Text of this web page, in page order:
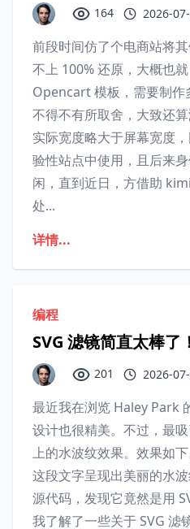
164 2026-
前段时间仿了个电商站将
不上 100% 还原，大概也
Opencart 模板，需要制
不得不有所取舍，大致还
实际宽度略大于屏幕宽度
验性站点中使用，且后来
闲，直到近日，方借助
处...
详情...
编程
SVG 滤镜简直太棒了！
201 2026-
最近我在浏览 Haley Park
设计也很精美。不过，最
上的水波纹效果。效果如
这段文字呈现出美丽的水
源代码，发现它竟然是用
我了解了一些关于 SVG 滤